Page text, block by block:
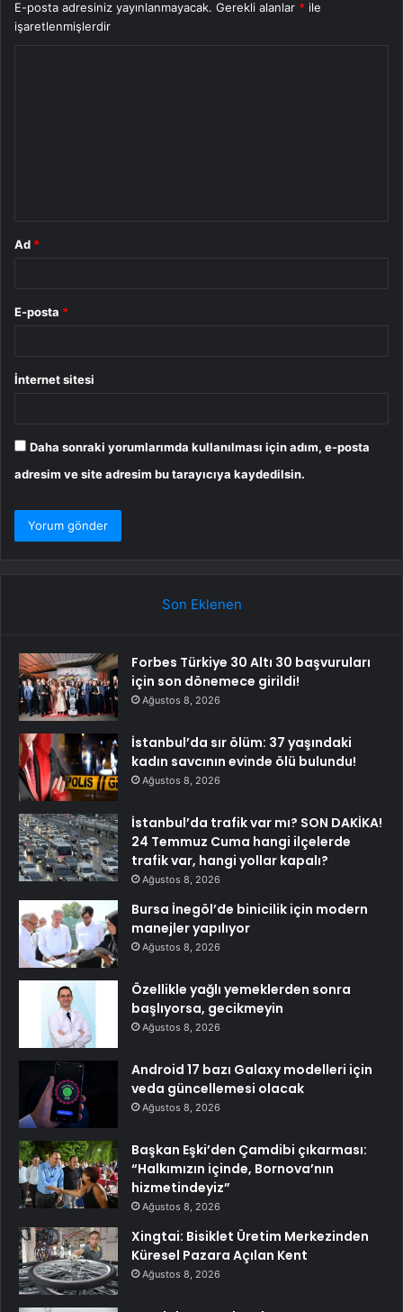
E-posta adresiniz yayınlanmayacak. Gerekli alanlar * ile
işaretlenmişlerdir
Ad *
E-posta *
İnternet sitesi
Daha sonraki yorumlarımda kullanılması için adım, e-posta
adresim ve site adresim bu tarayıcıya kaydedilsin.
Son Eklenen
Forbes Türkiye 30 Altı 30 başvuruları
için son dönemece girildi!
Ağustos 8, 2026
İstanbul’da sır ölüm: 37 yaşındaki
kadın savcının evinde ölü bulundu!
Ağustos 8, 2026
İstanbul’da trafik var mı? SON DAKİKA!
24 Temmuz Cuma hangi ilçelerde
trafik var, hangi yollar kapalı?
Ağustos 8, 2026
Bursa İnegöl’de binicilik için modern
manejler yapılıyor
Ağustos 8, 2026
Özellikle yağlı yemeklerden sonra
başlıyorsa, gecikmeyin
Ağustos 8, 2026
Android 17 bazı Galaxy modelleri için
veda güncellemesi olacak
Ağustos 8, 2026
Başkan Eşki’den Çamdibi çıkarması:
“Halkımızın içinde, Bornova’nın
hizmetindeyiz”
Ağustos 8, 2026
Xingtai: Bisiklet Üretim Merkezinden
Küresel Pazara Açılan Kent
Ağustos 8, 2026